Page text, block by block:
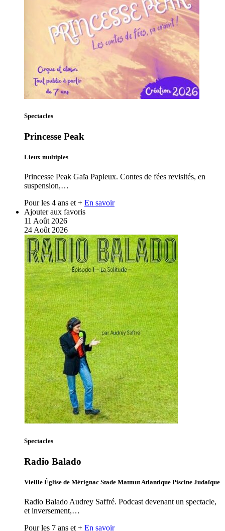
Spectacles
Princesse Peak
Lieux multiples
Princesse Peak Gaïa Papleux. Contes de fées revisités, en
suspension,…
Pour les 4 ans et + En savoir
Ajouter aux favoris
11 Août 2026
24 Août 2026
Spectacles
Radio Balado
Vieille Église de Mérignac Stade Matmut Atlantique Piscine Judaïque
Radio Balado Audrey Saffré. Podcast devenant un spectacle,
et inversement,…
Pour les 7 ans et + En savoir